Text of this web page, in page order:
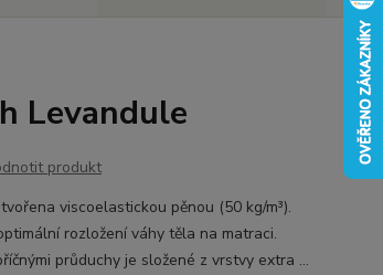
Levandule
produkt
viscoelastickou pěnou (50 kg/m³).
rozložení váhy těla na matraci.
průduchy je složené z vrstvy extra ...